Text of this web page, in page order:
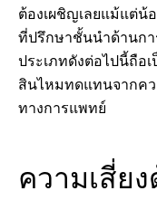
ต้องเผชิญเลยแม้แต่น้
ที่ปรึกษาชั้นนำด้านกา
ประเภทดังต่อไปนี้ถือ
สินไหมทดแทนจากค
ทางการแพทย์
ความเสี่ย